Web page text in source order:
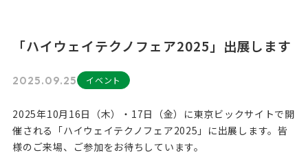
「ハイウェイテクノフェア2025」出展します
2025.09.25 イベント
2025年10月16日（木）・17日（金）に東京ビックサイトで開
催される「ハイウェイテクノフェア2025」に出展します。皆
様のご来場、ご参加をお待ちしています。